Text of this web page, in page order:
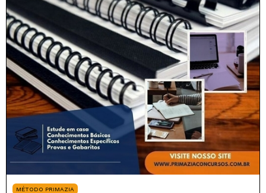
MÉTODO PRIMAZIA